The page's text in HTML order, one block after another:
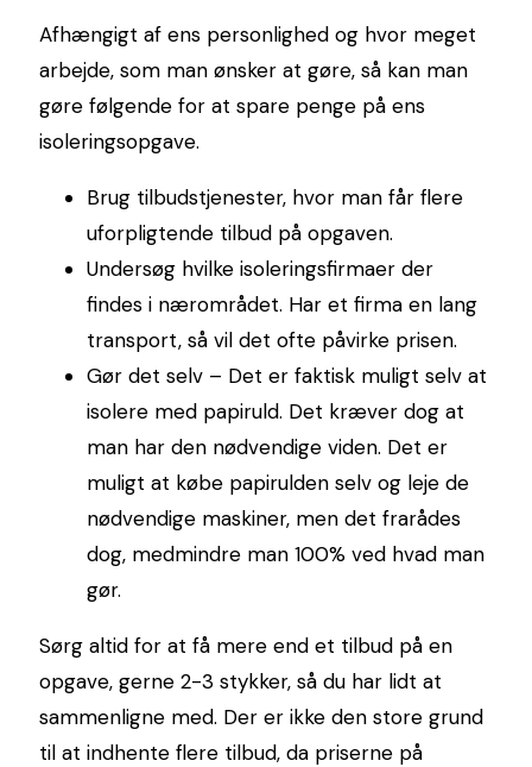
Afhængigt af ens personlighed og hvor meget
arbejde, som man ønsker at gøre, så kan man
gøre følgende for at spare penge på ens
isoleringsopgave.
Brug tilbudstjenester, hvor man får flere
uforpligtende tilbud på opgaven.
Undersøg hvilke isoleringsfirmaer der
findes i nærområdet. Har et firma en lang
transport, så vil det ofte påvirke prisen.
Gør det selv – Det er faktisk muligt selv at
isolere med papiruld. Det kræver dog at
man har den nødvendige viden. Det er
muligt at købe papirulden selv og leje de
nødvendige maskiner, men det frarådes
dog, medmindre man 100% ved hvad man
gør.
Sørg altid for at få mere end et tilbud på en
opgave, gerne 2-3 stykker, så du har lidt at
sammenligne med. Der er ikke den store grund
til at indhente flere tilbud, da priserne på